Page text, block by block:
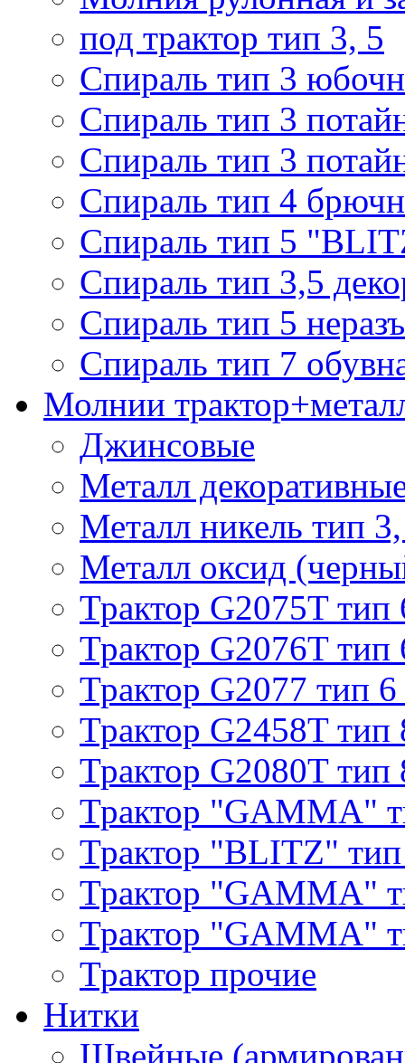
под трактор тип 3, 5
Спираль тип 3
Спираль тип 3
Спираль тип 3
Спираль тип 4
Спираль тип 5
Спираль тип 3,5
Спираль тип 5
Спираль тип 7
Молнии
Джинсовые
Металл
Металл никель тип
Металл оксид
Трактор G2075T тип
Трактор G2076T тип
Трактор G2077 тип 6
Трактор G2458T тип
Трактор G2080T тип
Трактор "GAMMA"
Трактор "BLITZ"
Трактор "GAMMA"
Трактор "GAMMA"
Трактор прочие
Нитки
Швейные